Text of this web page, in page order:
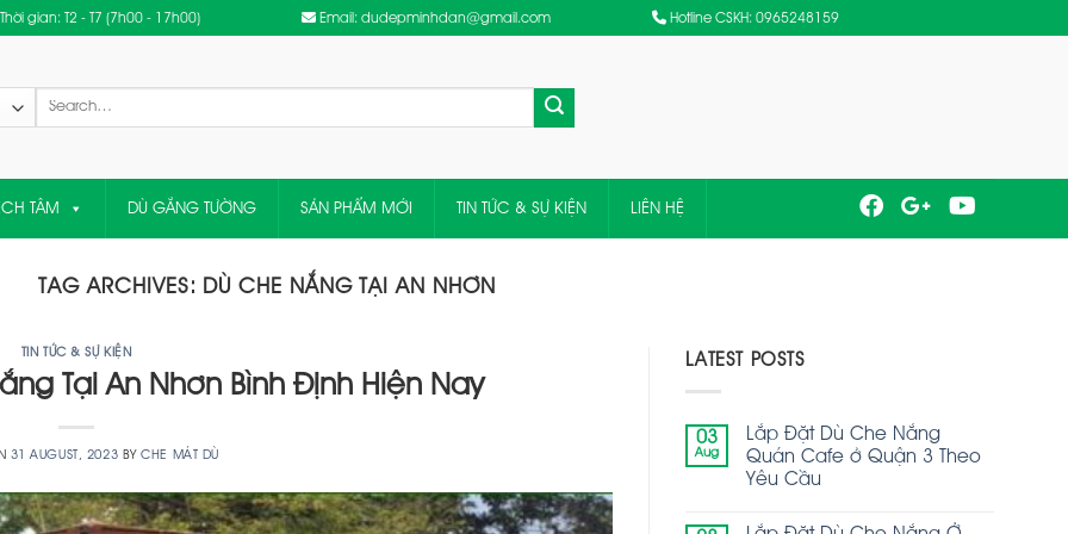
Thời gian: T2 - T7 (7h00 - 17h00) Email: dudepminhdan@gmail.com Hotline CSKH: 0965248159
Search
TÂM DÙ GẮNG TƯỜNG SẢN PHẨM MỚI TIN TỨC & SỰ KIỆN LIÊN HỆ
TAG ARCHIVES: DÙ CHE NẮNG TẠI AN NHƠN
TIN TỨC & SỰ KIỆN
Tại An Nhơn Bình Định Hiện Nay
31 AUGUST, 2023 BYCHE MÁT DÙ
LATEST POSTS
03
Aug
Lắp Đặt Dù Che Nắng
Quán Cafe ở Quận 3 Theo
Yêu Cầu